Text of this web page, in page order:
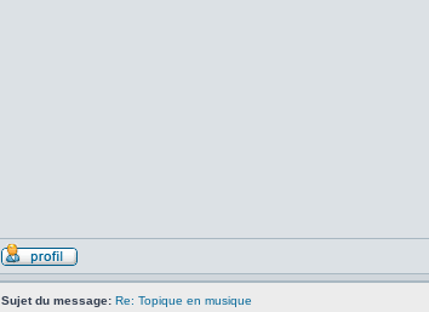
Sujet du message: Re: Topique en musique